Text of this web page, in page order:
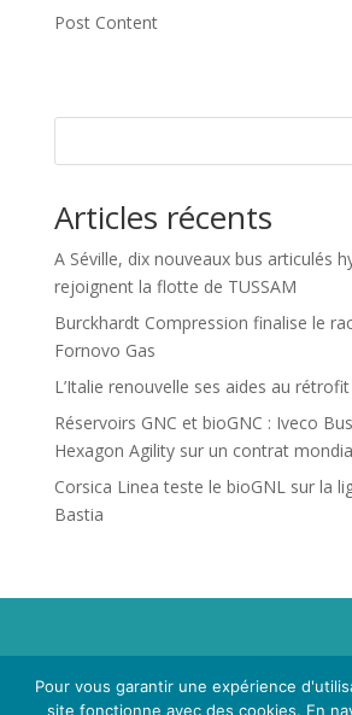
Post Content
Articles récents
A Séville, dix nouveaux bus articulés
rejoignent la flotte de TUSSAM
Burckhardt Compression finalise le
Fornovo Gas
L’Italie renouvelle ses aides au
Réservoirs GNC et bioGNC : Iveco
Hexagon Agility sur un contrat
Corsica Linea teste le bioGNL sur la
Bastia
Propriété de Territoire d'Energie Lot-
Mentions LégalesetPolitique de
Pour vous garantir une expérience
site fonctionne avec des cookies. En